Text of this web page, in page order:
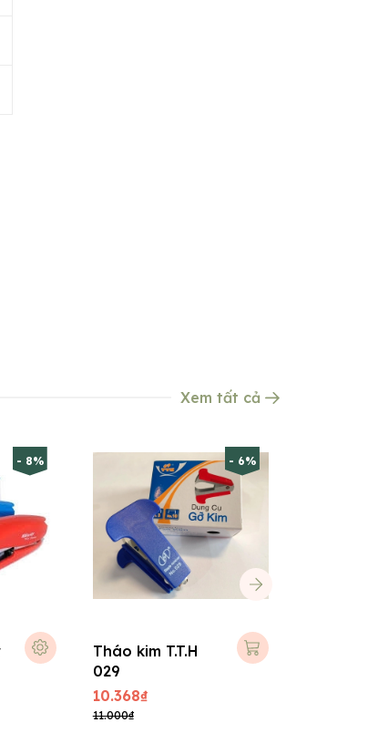
Xem tất cả
- 8% - 6%
Tháo kim T.T.H
029
10.368₫
11.000₫